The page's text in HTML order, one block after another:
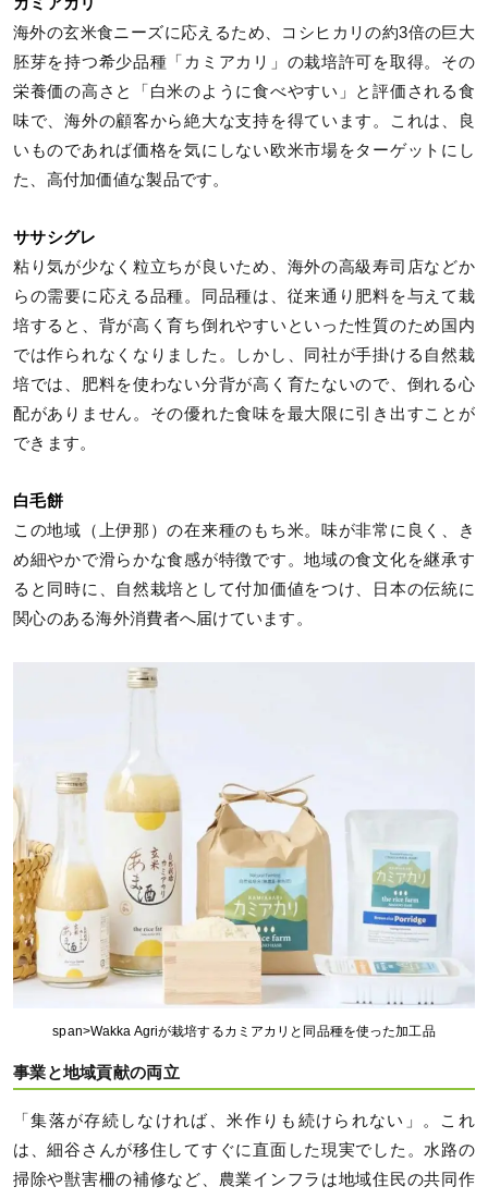
海外の玄米食ニーズに応えるため、コシヒカリの約3倍の巨大
胚芽を持つ希少品種「カミアカリ」の栽培許可を取得。その
栄養価の高さと「白米のように食べやすい」と評価される食
味で、海外の顧客から絶大な支持を得ています。これは、良
いものであれば価格を気にしない欧米市場をターゲットにし
た、高付加価値な製品です。
ササシグレ
粘り気が少なく粒立ちが良いため、海外の高級寿司店などか
らの需要に応える品種。同品種は、従来通り肥料を与えて栽
培すると、背が高く育ち倒れやすいといった性質のため国内
では作られなくなりました。しかし、同社が手掛ける自然栽
培では、肥料を使わない分背が高く育たないので、倒れる心
配がありません。その優れた食味を最大限に引き出すことが
できます。
白毛餅
この地域（上伊那）の在来種のもち米。味が非常に良く、き
め細やかで滑らかな食感が特徴です。地域の食文化を継承す
ると同時に、自然栽培として付加価値をつけ、日本の伝統に
関心のある海外消費者へ届けています。
span>Wakka Agriが栽培するカミアカリと同品種を使った加工品
事業と地域貢献の両立
「集落が存続しなければ、米作りも続けられない」。これ
は、細谷さんが移住してすぐに直面した現実でした。水路の
掃除や獣害柵の補修など、農業インフラは地域住民の共同作